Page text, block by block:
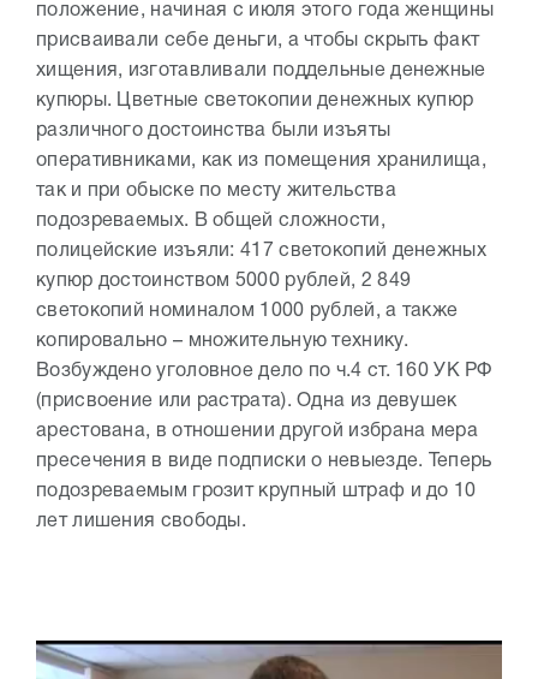
положение, начиная с июля этого года женщины
присваивали себе деньги, а чтобы скрыть факт
хищения, изготавливали поддельные денежные
купюры. Цветные светокопии денежных купюр
различного достоинства были изъяты
оперативниками, как из помещения хранилища,
так и при обыске по месту жительства
подозреваемых. В общей сложности,
полицейские изъяли: 417 светокопий денежных
купюр достоинством 5000 рублей, 2 849
светокопий номиналом 1000 рублей, а также
копировально – множительную технику.
Возбуждено уголовное дело по ч.4 ст. 160 УК РФ
(присвоение или растрата). Одна из девушек
арестована, в отношении другой избрана мера
пресечения в виде подписки о невыезде. Теперь
подозреваемым грозит крупный штраф и до 10
лет лишения свободы.